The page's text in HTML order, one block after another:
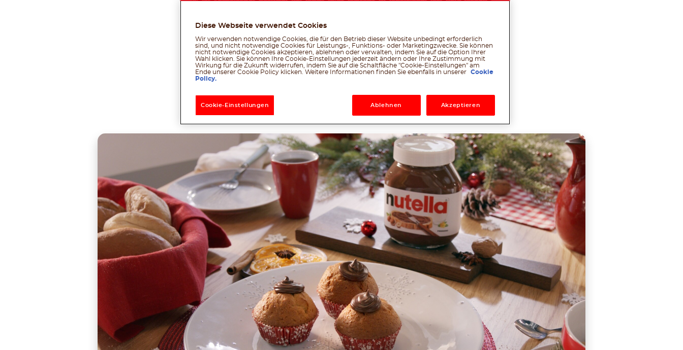
Mittel 40 min
Teile, was dir gefällt Facebook
Twitter
EmailWhatsApp
Pinterest
Diese Webseite verwendet Cookies
Wir verwenden notwendige Cookies, die für den Betrieb dieser Website unbedingt erforderlich
sind, und nicht notwendige Cookies für Leistungs-, Funktions- oder Marketingzwecke. Sie können
nicht notwendige Cookies akzeptieren, ablehnen oder verwalten, indem Sie auf die Option Ihrer
Wahl klicken. Sie können Ihre Cookie-Einstellungen jederzeit ändern oder Ihre Zustimmung mit
Wirkung für die Zukunft widerrufen, indem Sie auf die Schaltfläche "Cookie-Einstellungen" am
Ende unserer Cookie Policy klicken. Weitere Informationen finden Sie ebenfalls in unserer
Cookie
Policy.
Ablehnen Akzeptieren
Cookie-Einstellungen